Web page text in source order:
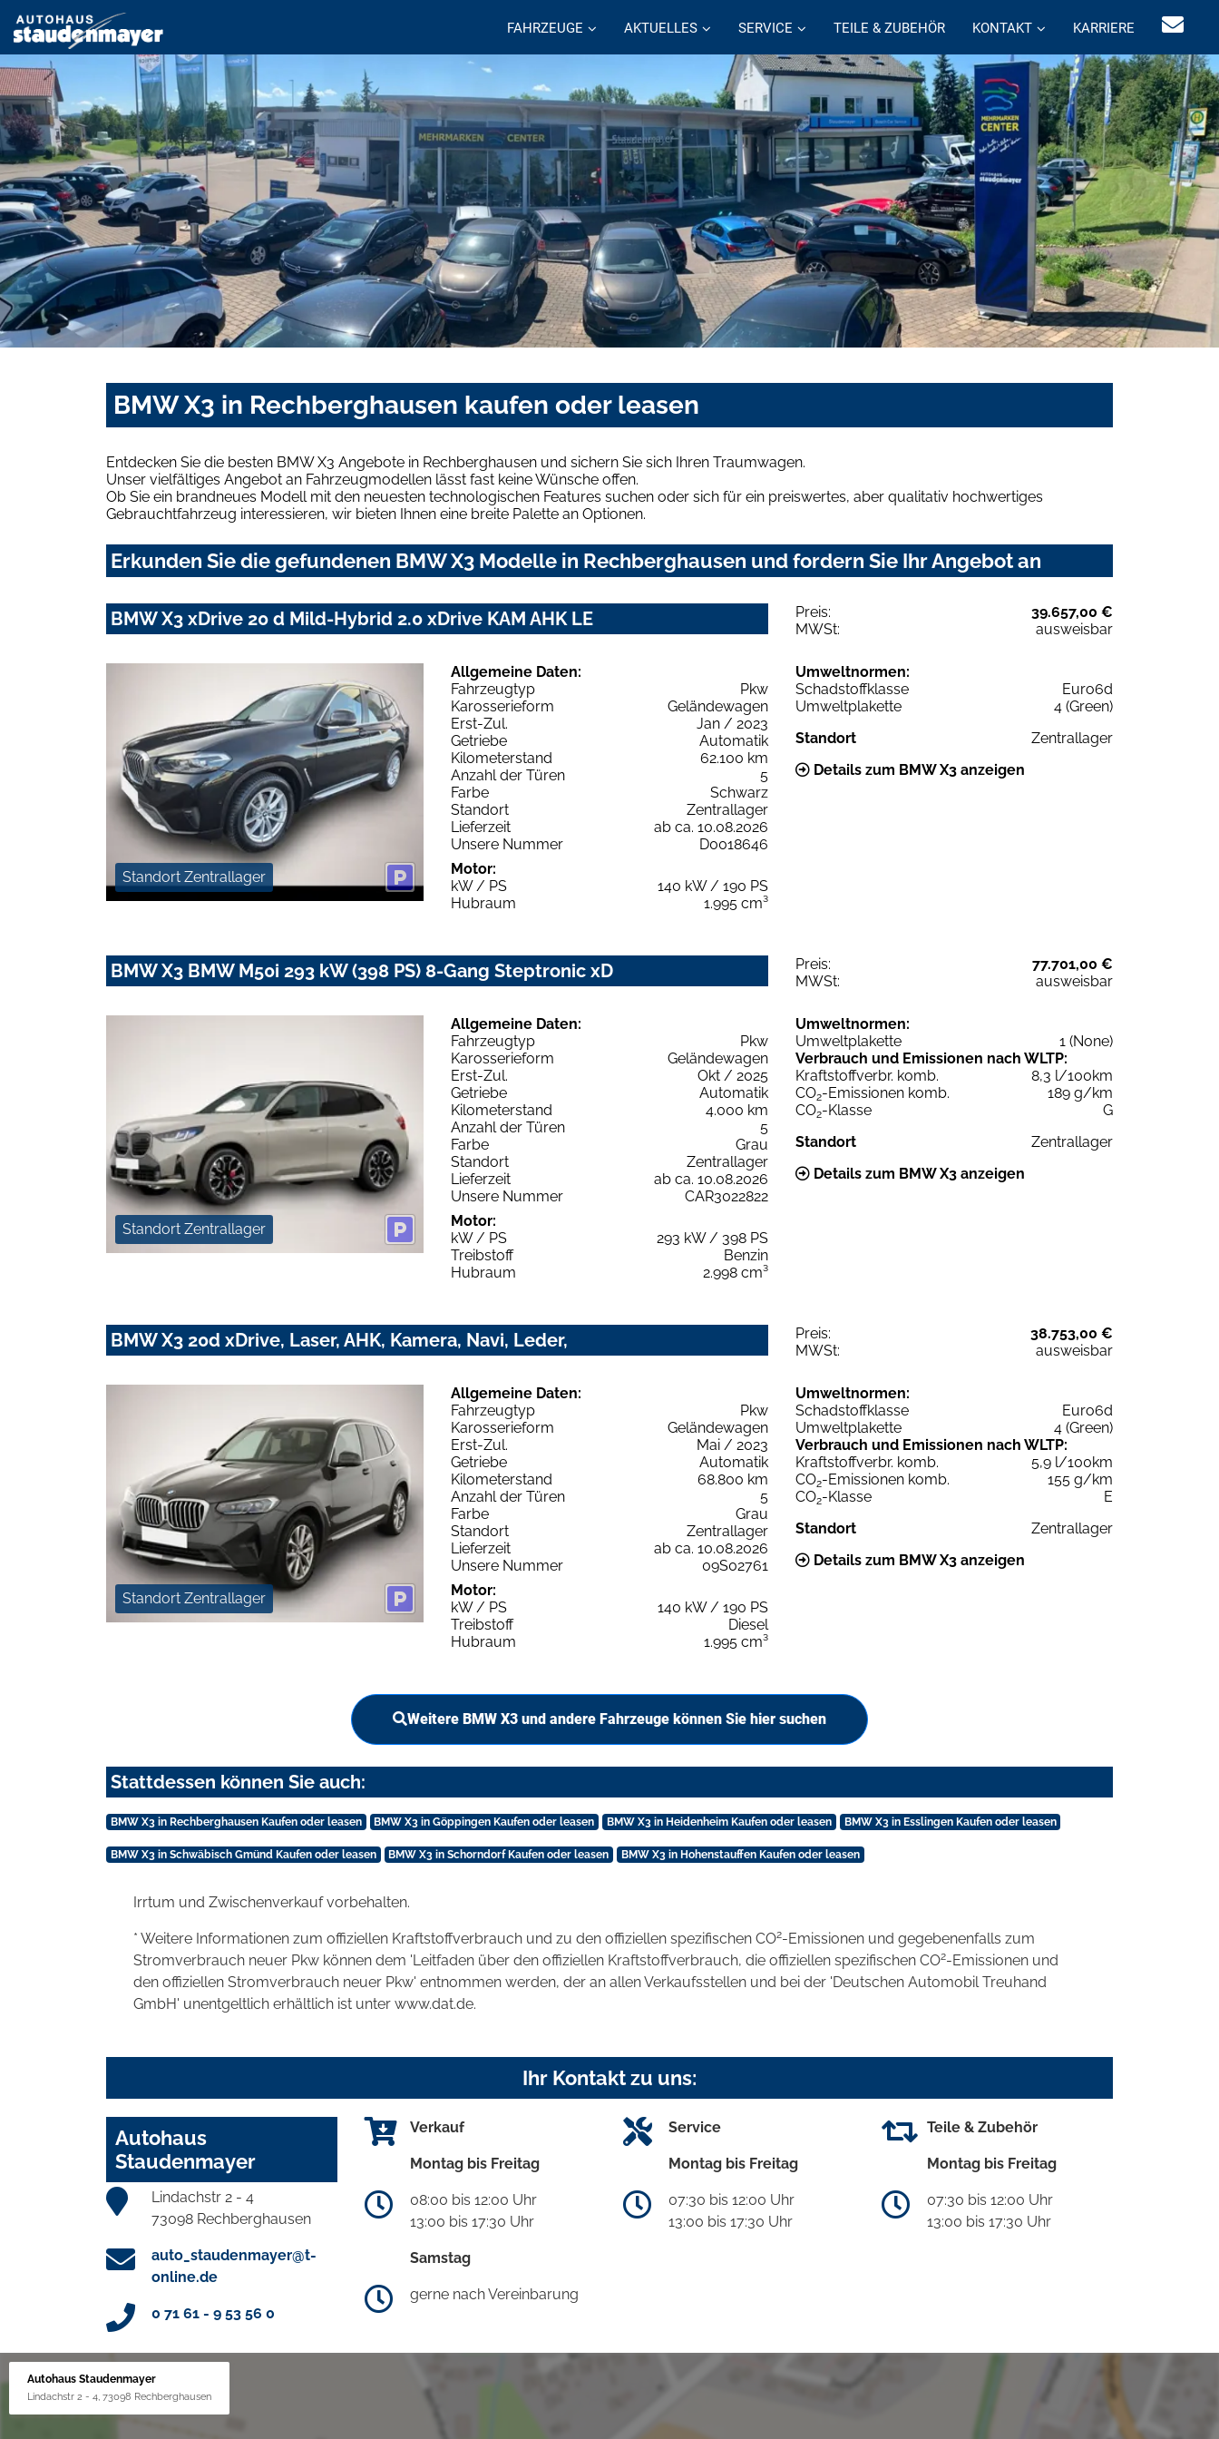
FAHRZEUGE AKTUELLES SERVICE TEILE & ZUBEHÖR KONTAKT KARRIERE
BMW X3 in Rechberghausen kaufen oder leasen
Entdecken Sie die besten BMW X3 Angebote in Rechberghausen und sichern Sie sich Ihren Traumwagen.
Unser vielfältiges Angebot an Fahrzeugmodellen lässt fast keine Wünsche offen.
Ob Sie ein brandneues Modell mit den neuesten technologischen Features suchen oder sich für ein preiswertes, aber qualitativ hochwertiges
Gebrauchtfahrzeug interessieren, wir bieten Ihnen eine breite Palette an Optionen.
Erkunden Sie die gefundenen BMW X3 Modelle in Rechberghausen und fordern Sie Ihr Angebot an
BMW X3 xDrive 20 d Mild-Hybrid 2.0 xDrive KAM AHK LE Preis:
39.657,00 €
MWSt:
ausweisbar
Standort Zentrallager
Allgemeine Daten:
Fahrzeugtyp
Pkw
Karosserieform
Geländewagen
Erst-Zul.
Jan / 2023
Getriebe
Automatik
Kilometerstand
62.100 km
Anzahl der Türen
5
Farbe
Schwarz
Standort
Zentrallager
Lieferzeit
ab ca. 10.08.2026
Unsere Nummer
D0018646
Motor:
kW / PS
140 kW / 190 PS
Hubraum
1.995 cm³
Umweltnormen:
Schadstoffklasse
Euro6d
Umweltplakette
4 (Green)
Standort
Zentrallager
Details zum BMW X3 anzeigen
BMW X3 BMW M50i 293 kW (398 PS) 8-Gang Steptronic xD Preis:
77.701,00 €
MWSt:
ausweisbar
Standort Zentrallager
Allgemeine Daten:
Fahrzeugtyp
Pkw
Karosserieform
Geländewagen
Erst-Zul.
Okt / 2025
Getriebe
Automatik
Kilometerstand
4.000 km
Anzahl der Türen
5
Farbe
Grau
Standort
Zentrallager
Lieferzeit
ab ca. 10.08.2026
Unsere Nummer
CAR3022822
Motor:
kW / PS
293 kW / 398 PS
Treibstoff
Benzin
Hubraum
2.998 cm³
Umweltnormen:
Umweltplakette
1 (None)
Verbrauch und Emissionen nach WLTP:
Kraftstoffverbr. komb.
8,3 l/100km
CO2-Emissionen komb.
189 g/km
CO2-Klasse
G
Standort
Zentrallager
Details zum BMW X3 anzeigen
BMW X3 20d xDrive, Laser, AHK, Kamera, Navi, Leder, Preis:
38.753,00 €
MWSt:
ausweisbar
Standort Zentrallager
Allgemeine Daten:
Fahrzeugtyp
Pkw
Karosserieform
Geländewagen
Erst-Zul.
Mai / 2023
Getriebe
Automatik
Kilometerstand
68.800 km
Anzahl der Türen
5
Farbe
Grau
Standort
Zentrallager
Lieferzeit
ab ca. 10.08.2026
Unsere Nummer
09S02761
Motor:
kW / PS
140 kW / 190 PS
Treibstoff
Diesel
Hubraum
1.995 cm³
Umweltnormen:
Schadstoffklasse
Euro6d
Umweltplakette
4 (Green)
Verbrauch und Emissionen nach WLTP:
Kraftstoffverbr. komb.
5,9 l/100km
CO2-Emissionen komb.
155 g/km
CO2-Klasse
E
Standort
Zentrallager
Details zum BMW X3 anzeigen
Weitere BMW X3 und andere Fahrzeuge können Sie hier suchen
Stattdessen können Sie auch:
BMW X3 in Rechberghausen Kaufen oder leasen BMW X3 in Göppingen Kaufen oder leasen BMW X3 in Heidenheim Kaufen oder leasen BMW X3 in Esslingen Kaufen oder leasen
BMW X3 in Schwäbisch Gmünd Kaufen oder leasen BMW X3 in Schorndorf Kaufen oder leasen BMW X3 in Hohenstauffen Kaufen oder leasen
Irrtum und Zwischenverkauf vorbehalten.
* Weitere Informationen zum offiziellen Kraftstoffverbrauch und zu den offiziellen spezifischen CO2-Emissionen und gegebenenfalls zum
Stromverbrauch neuer Pkw können dem 'Leitfaden über den offiziellen Kraftstoffverbrauch, die offiziellen spezifischen CO2-Emissionen und
den offiziellen Stromverbrauch neuer Pkw' entnommen werden, der an allen Verkaufsstellen und bei der 'Deutschen Automobil Treuhand
GmbH' unentgeltlich erhältlich ist unter www.dat.de.
Ihr Kontakt zu uns:
Autohaus
Staudenmayer
Lindachstr 2 - 4
73098 Rechberghausen
auto_staudenmayer@t-
online.de
0 71 61 - 9 53 56 0
Verkauf
Montag bis Freitag
08:00 bis 12:00 Uhr
13:00 bis 17:30 Uhr
Samstag
gerne nach Vereinbarung
Service
Montag bis Freitag
07:30 bis 12:00 Uhr
13:00 bis 17:30 Uhr
Teile & Zubehör
Montag bis Freitag
07:30 bis 12:00 Uhr
13:00 bis 17:30 Uhr
Autohaus Staudenmayer
Lindachstr 2 - 4, 73098 Rechberghausen